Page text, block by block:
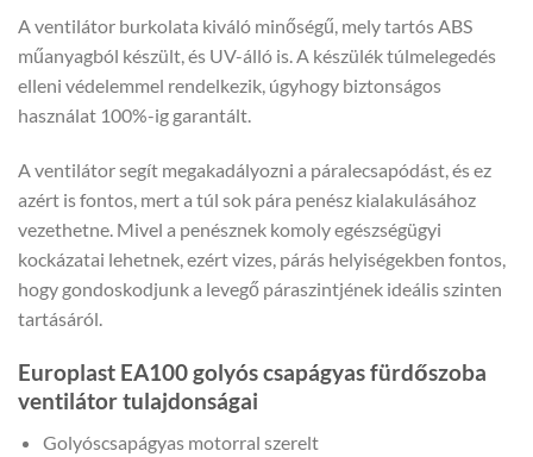
A ventilátor burkolata kiváló minőségű, mely tartós ABS
műanyagból készült, és UV-álló is. A készülék túlmelegedés
elleni védelemmel rendelkezik, úgyhogy biztonságos
használat 100%-ig garantált.
A ventilátor segít megakadályozni a páralecsapódást, és ez
azért is fontos, mert a túl sok pára penész kialakulásához
vezethetne. Mivel a penésznek komoly egészségügyi
kockázatai lehetnek, ezért vizes, párás helyiségekben fontos,
hogy gondoskodjunk a levegő páraszintjének ideális szinten
tartásáról.
Europlast EA100 golyós csapágyas fürdőszoba
ventilátor tulajdonságai
Golyóscsapágyas motorral szerelt